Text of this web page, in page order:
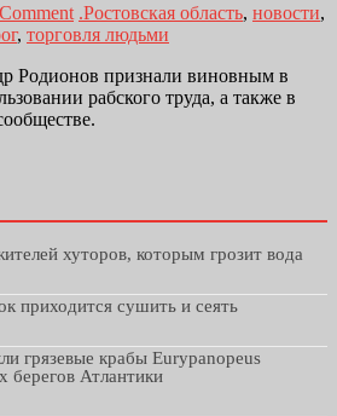
.Ростовская область, новости,
, торговля людьми
Родионов признали виновным в
рабского труда, а также в
хуторов, которым грозит вода
приходится сушить и сеять
грязевые крабы Eurypanopeus
берегов Атлантики